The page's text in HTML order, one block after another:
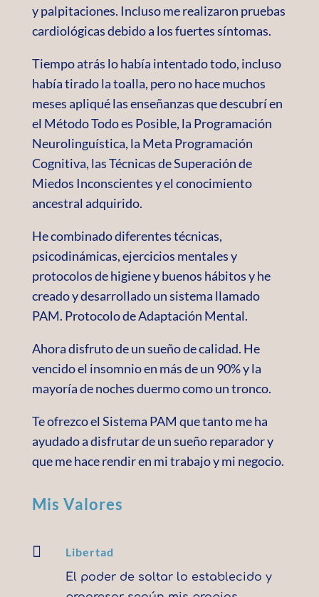
y palpitaciones. Incluso me realizaron pruebas
cardiológicas debido a los fuertes síntomas.
Tiempo atrás lo había intentado todo, incluso
había tirado la toalla, pero no hace muchos
meses apliqué las enseñanzas que descubrí en
el Método Todo es Posible, la Programación
Neurolinguística, la Meta Programación
Cognitiva, las Técnicas de Superación de
Miedos Inconscientes y el conocimiento
ancestral adquirido.
He combinado diferentes técnicas,
psicodinámicas, ejercicios mentales y
protocolos de higiene y buenos hábitos y he
creado y desarrollado un sistema llamado
PAM. Protocolo de Adaptación Mental.
Ahora disfruto de un sueño de calidad. He
vencido el insomnio en más de un 90% y la
mayoría de noches duermo como un tronco.
Te ofrezco el Sistema PAM que tanto me ha
ayudado a disfrutar de un sueño reparador y
que me hace rendir en mi trabajo y mi negocio.
Mis Valores
 Libertad
El poder de soltar lo establecido y